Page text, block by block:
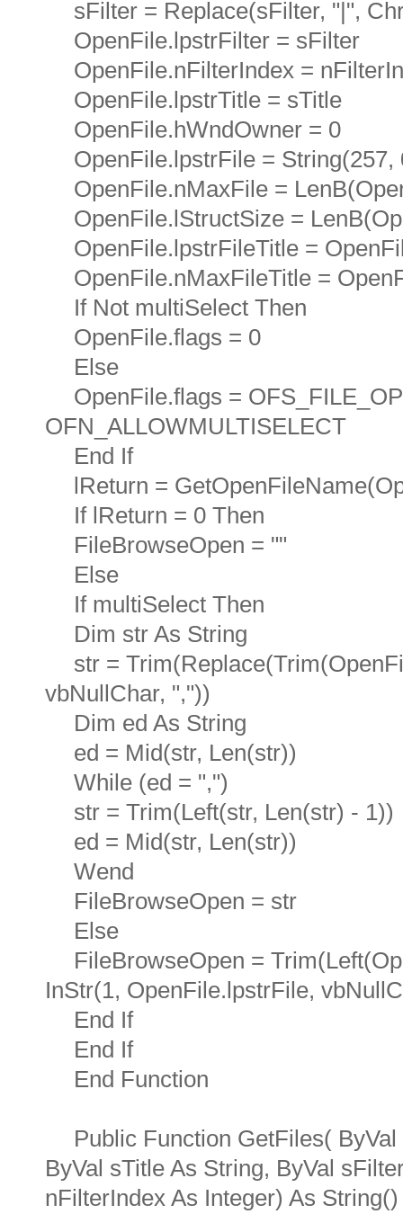
sFilter = Replace(sFilter, "|",
OpenFile.lpstrFilter = sFilter
OpenFile.nFilterIndex =
OpenFile.lpstrTitle = sTitle
OpenFile.hWndOwner = 0
OpenFile.lpstrFile = String(257,
OpenFile.nMaxFile =
OpenFile.lStructSize =
OpenFile.lpstrFileTitle =
OpenFile.nMaxFileTitle =
If Not multiSelect Then
OpenFile.flags = 0
Else
OpenFile.flags =
OFN_ALLOWMULTISELECT
End If
lReturn =
If lReturn = 0 Then
FileBrowseOpen = ""
Else
If multiSelect Then
Dim str As String
str =
vbNullChar, ","))
Dim ed As String
ed = Mid(str, Len(str))
While (ed = ",")
str = Trim(Left(str, Len(str) - 1))
ed = Mid(str, Len(str))
Wend
FileBrowseOpen = str
Else
FileBrowseOpen =
InStr(1, OpenFile.lpstrFile,
End If
End If
End Function
Public Function GetFiles(
ByVal sTitle As String, ByVal
nFilterIndex As Integer) As String()